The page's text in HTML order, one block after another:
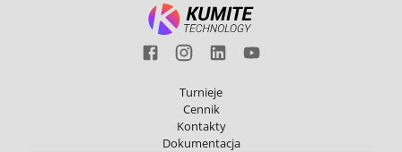
Turnieje
Cennik
Kontakty
Dokumentacja